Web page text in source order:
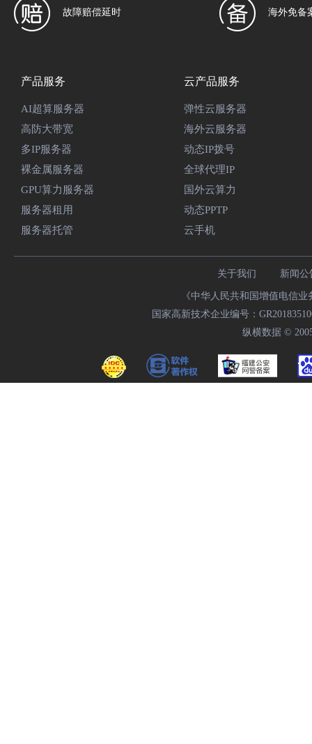
故障赔偿延时 海外免备
产品服务
AI超算服务器
高防大带宽
多IP服务器
裸金属服务器
GPU算力服务器
服务器租用
服务器托管
云产品服务
弹性云服务器
海外云服务器
动态IP拨号
全球代理IP
国外云算力
动态PPTP
云手机
关于我们 新闻公
《中华人民共和国增值电信
国家高新技术企业编号：
纵横数据 ©